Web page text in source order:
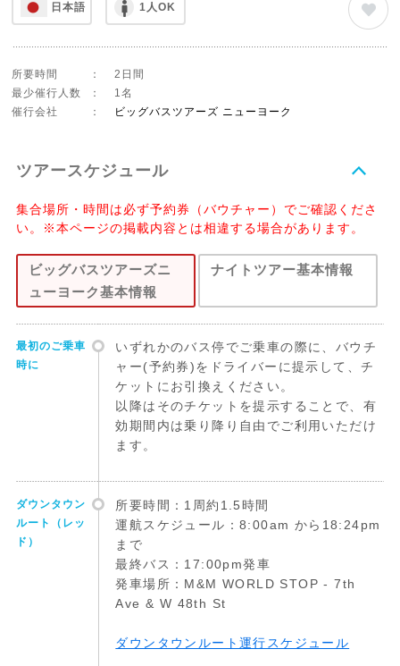
日本語 1人OK
所要時間 ：
2日間
最少催行人数
：
1名
催行会社
： ビッグバスツアーズ ニューヨーク
ツアースケジュール
集合場所・時間は必ず予約券（バウチャー）でご確認くださ
い。※本ページの掲載内容とは相違する場合があります。
ビッグバスツアーズニ
ューヨーク基本情報
最初のご乗車
時に
いずれかのバス停でご乗車の際に、バウチ
ャー(予約券)をドライバーに提示して、チ
ケットにお引換えください。
以降はそのチケットを提示することで、有
効期間内は乗り降り自由でご利用いただけ
ます。
ダウンタウン
ルート（レッ
ド）
所要時間：1周約1.5時間
運航スケジュール：8:00am から18:24pm
まで
最終バス：17:00pm発車
発車場所：M&M WORLD STOP - 7th
Ave & W 48th St
ダウンタウンルート運行スケジュール
ナイトツアー基本情報